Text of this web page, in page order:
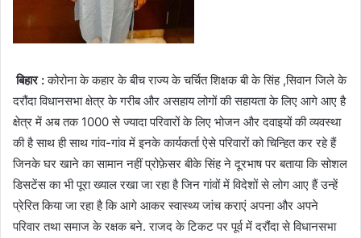
बिहार :कोरोना के कहार के बीच राज्य के चर्चित शिक्षक बी के सिंह ,सिवान जिले के
दरौंदा विधानसभा क्षेत्र के गरीब और असहाय लोगों की सहायता के लिए आगे आए है
क्षेत्र में अब तक 1000 से ज्यादा परिवारों के लिए भोजन और दवाइयों की व्यवस्था
की है साथ ही साथ गांव-गांव में इनके कार्यकर्ता ऐसे परिवारों को चिन्हित कर रहे हैं
जिनके घर खाने का सामान नहीं प्रोफ़ेसर बीके सिंह ने दूरभाष पर बताया कि सोशल
डिसटेंस का भी पूरा ख्याल रखा जा रहा है जिन गांवों में विदेशों से लोग आए हैं उन्हें
प्रेरित किया जा रहा है कि आगे आकर स्वास्थ्य जांच कराएं अपना और अपने
परिवार तथा समाज के रक्षक बने. राजद के टिकट पर पूर्व में दरौंदा से विधानसभा